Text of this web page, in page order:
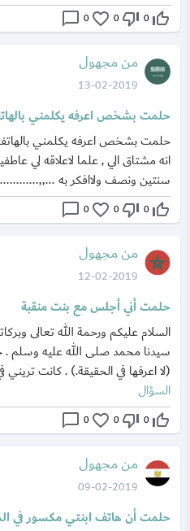
thumb_up_off_alt
0
thumb_down_off_alt
0
favorite_border
0
chat_bubble_outline
من مجهول
13-02-2019
حلمت بشخص اعرفه يكلمني
حلمت بشخص اعرفه يكلمني
انه مشتاق الي , علما لاعلاقه لي
سنتين ونصف ولاافكر به
thumb_up_off_alt
0
thumb_down_off_alt
0
favorite_border
0
chat_bubble_outline
من مجهول
12-02-2019
حلمت أني أجلس مع بنت منقبة
السلام عليكم ورحمة الله تعالى
سيدنا محمد صلى الله عليه وسلم
(لا اعرفها في الحقيقة.) . كانت تريني
السؤال
thumb_up_off_alt
0
thumb_down_off_alt
0
favorite_border
0
chat_bubble_outline
من مجهول
09-02-2019
حلمت أن هاتف ابنتي مكسور في